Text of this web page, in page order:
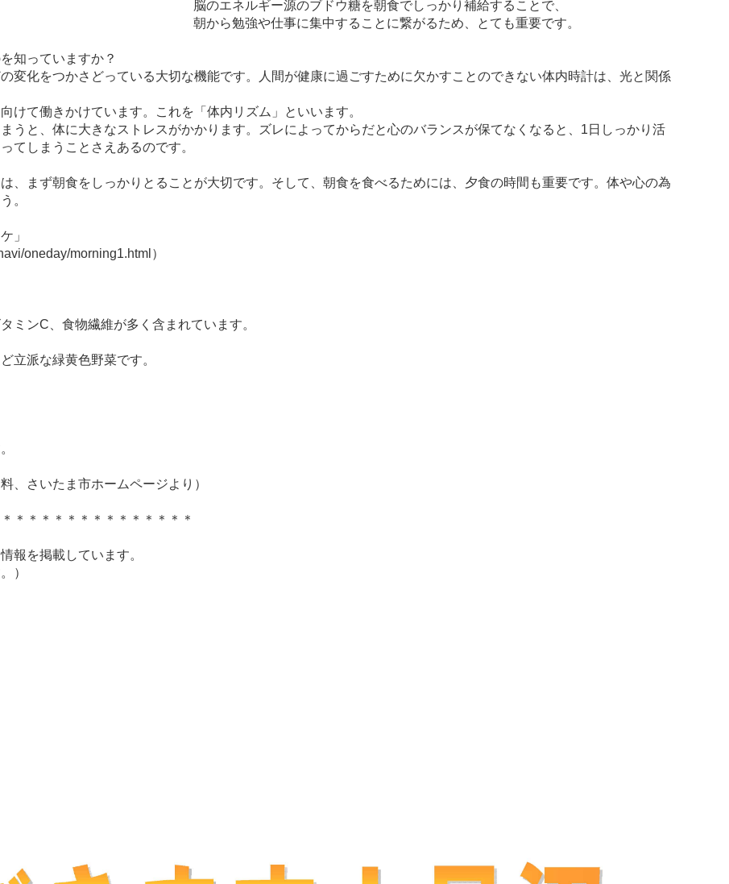
脳のエネルギー源のブドウ糖を朝食でしっかり補給することで、
朝から勉強や仕事に集中することに繋がるため、とても重要です。
知っていますか？
変化をつかさどっている大切な機能です。人間が健康に過ごすために欠かすことのできない体内時計は、光と関係
けて働きかけています。これを「体内リズム」といいます。
うと、体に大きなストレスがかかります。ズレによってからだと心のバランスが保てなくなると、1日しっかり活
てしまうことさえあるのです。
、まず朝食をしっかりとることが大切です。そして、朝食を食べるためには、夕食の時間も重要です。体や心の為
。
」
morning1.html）
ミンC、食物繊維が多く含まれています。
立派な緑黄色野菜です。
、さいたま市ホームページより）
＊＊＊＊＊＊＊＊＊＊＊＊＊＊
報を掲載しています。
）